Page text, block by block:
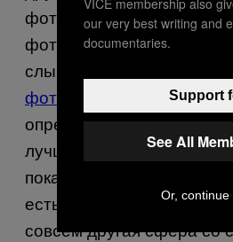
фотография, свадебная
фото еды и т.д. – но я вот
слышал, чтобы кто-
фотка деревенщины-
определённо
лучших кадров
пока что мы можем
есть фотографы-
совсем другая сфера со
our very best writing and
documentaries.
Support
See All
Or, continue